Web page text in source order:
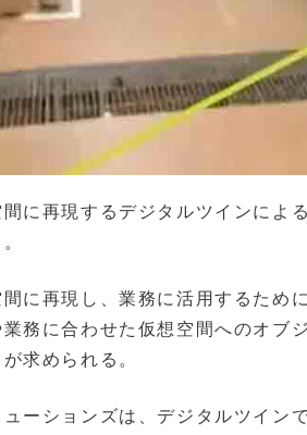
に再現するデジタルツインによ
に再現し、業務に活用するため
務に合わせた仮想空間へのオブ
求められる。
ーションズは、デジタルツイン